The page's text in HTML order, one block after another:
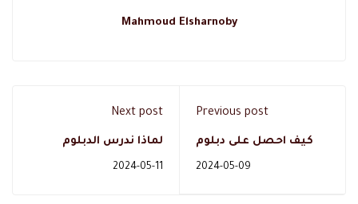
Mahmoud Elsharnoby
Previous post
كيف احصل على دبلوم
2024-05-09
Next post
لماذا ندرس الدبلوم
2024-05-11